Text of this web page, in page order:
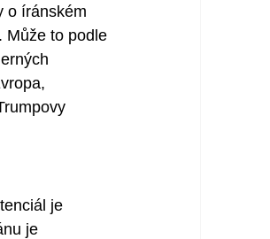
o íránském
Může to podle
je
je